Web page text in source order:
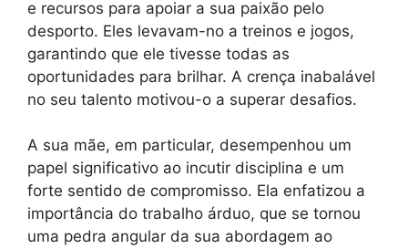
e recursos para apoiar a sua paixão pelo
desporto. Eles levavam-no a treinos e jogos,
garantindo que ele tivesse todas as
oportunidades para brilhar. A crença inabalável
no seu talento motivou-o a superar desafios.
A sua mãe, em particular, desempenhou um
papel significativo ao incutir disciplina e um
forte sentido de compromisso. Ela enfatizou a
importância do trabalho árduo, que se tornou
uma pedra angular da sua abordagem ao